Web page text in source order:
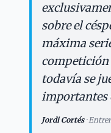
sobre el
máxima
competición
todavía se
importantes
Jordi Cortés·